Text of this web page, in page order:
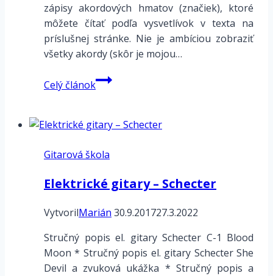
zápisy akordových hmatov (značiek), ktoré
môžete čítať podľa vysvetlívok v texta na
príslušnej stránke. Nie je ambíciou zobraziť
všetky akordy (skôr je mojou…
Celý článokKatalóg
akordových
Gitarová škola
Elektrické gitary – Schecter
VytvorilMarián 30.9.201727.3.2022
Stručný popis el. gitary Schecter C-1 Blood
Moon * Stručný popis el. gitary Schecter She
Devil a zvuková ukážka * Stručný popis a